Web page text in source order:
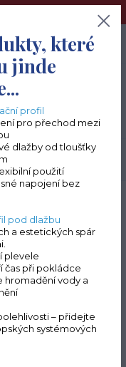
www.terceshop.cz!➢
0
0 Kč
"C" k terčům
profilům
130
které
jinde
profil
pro přechod mezi
dlažby od tloušťky
použití
napojení bez
pod dlažbu
a estetických spár
plevele
čas při pokládce
hromadění vody a
– přidejte
systémových